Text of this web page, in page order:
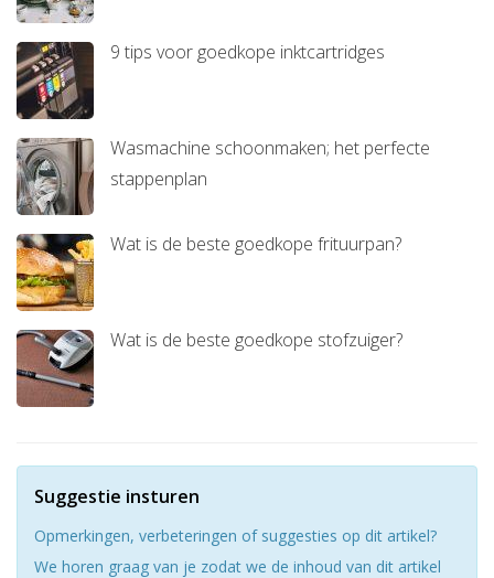
9 tips voor goedkope inktcartridges
Wasmachine schoonmaken; het perfecte
stappenplan
Wat is de beste goedkope frituurpan?
Wat is de beste goedkope stofzuiger?
Suggestie insturen
Opmerkingen, verbeteringen of suggesties op dit artikel?
We horen graag van je zodat we de inhoud van dit artikel